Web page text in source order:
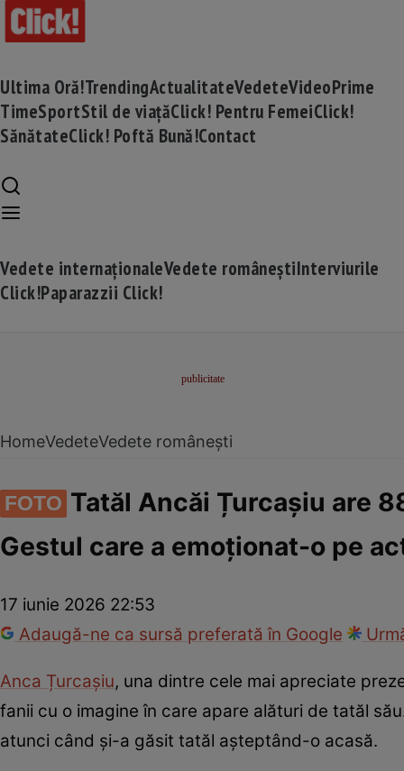
Ultima Oră!TrendingActualitateVedeteVideoPrime
TimeSportStil de viațăClick! Pentru FemeiClick!
SănătateClick! Poftă Bună!Contact
Vedete internaționaleVedete româneștiInterviurile
Click!Paparazzii Click!
HomeVedeteVedete românești
FOTO Tatăl Ancăi Țurcașiu are
Gestul care a emoționat-o pe
17 iunie 2026 22:53
Adaugă-ne ca sursă preferată în Google
Anca Țurcașiu, una dintre cele mai apreciate
fanii cu o imagine în care apare alături de tatăl
atunci când și-a găsit tatăl așteptând-o acasă.